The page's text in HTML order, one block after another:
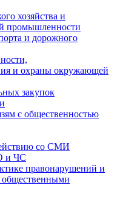
хозяйства и
промышленности
и дорожного
и охраны окружающей
закупок
с общественностью
со СМИ
и ЧС
правонарушений и
общественными